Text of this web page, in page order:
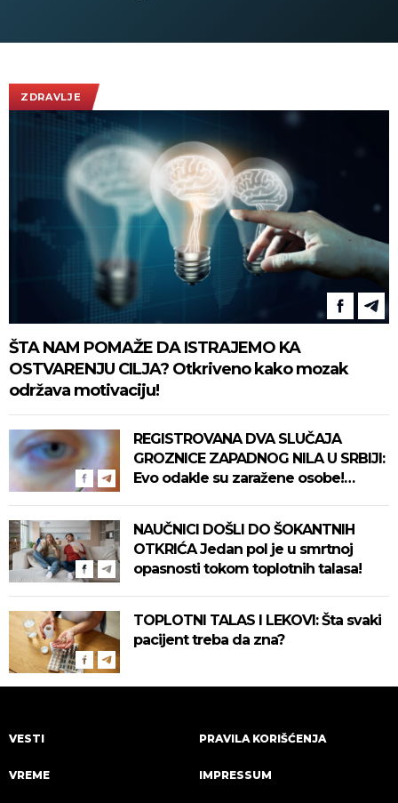
ZDRAVLJE
ŠTA NAM POMAŽE DA ISTRAJEMO KA
OSTVARENJU CILJA? Otkriveno kako mozak
održava motivaciju!
REGISTROVANA DVA SLUČAJA
GROZNICE ZAPADNOG NILA U SRBIJI:
Evo odakle su zaražene osobe!
NAUČNICI DOŠLI DO ŠOKANTNIH
OTKRIĆA Jedan pol je u smrtnoj
opasnosti tokom toplotnih talasa!
TOPLOTNI TALAS I LEKOVI: Šta svaki
pacijent treba da zna?
VESTI
VREME
PRAVILA KORIŠĆENJA
IMPRESSUM